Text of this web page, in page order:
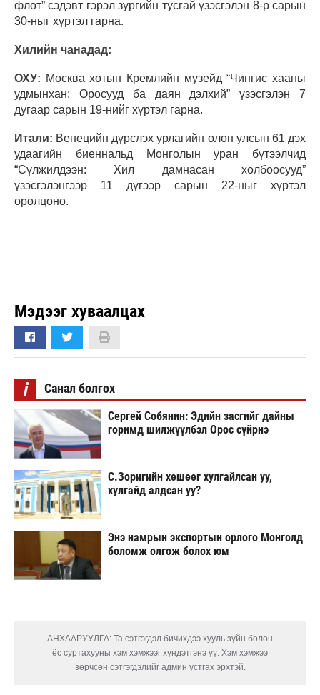
флот” сэдэвт гэрэл зургийн тусгай үзэсгэлэн 8-р сарын
30-ныг хүртэл гарна.
Хилийн чанадад:
ОХУ: Москва хотын Кремлийн музейд “Чингис хааны
удмынхан: Оросууд ба даян дэлхий” үзэсгэлэн 7
дугаар сарын 19-нийг хүртэл гарна.
Итали: Венецийн дүрслэх урлагийн олон улсын 61 дэх
удаагийн биеннальд Монголын уран бүтээлчид
“Сүлжилдээн: Хил дамнасан холбоосууд”
үзэсгэлэнгээр 11 дүгээр сарын 22-ныг хүртэл
оролцоно.
Мэдээг хуваалцах
i Санал болгох
Сергей Собянин: Эдийн засгийг дайны
горимд шилжүүлбэл Орос сүйрнэ
С.Зоригийн хөшөөг хулгайлсан уу,
хулгайд алдсан уу?
Энэ намрын экспортын орлого Монголд
боломж олгож болох юм
АНХААРУУЛГА: Та сэтгэгдэл бичихдээ хууль зүйн болон
ёс суртахууны хэм хэмжээг хүндэтгэнэ үү. Хэм хэмжээ
зөрчсөн сэтгэгдэлийг админ устгах эрхтэй.